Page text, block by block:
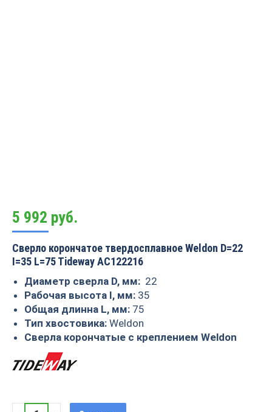
5 992 руб.
Сверло корончатое твердосплавное Weldon D=22
I=35 L=75 Tideway AC122216
Диаметр сверла D, мм: 22
Рабочая высота I, мм: 35
Общая длинна L, мм: 75
Тип хвостовика: Weldon
Сверла корончатые с креплением Weldon
Сверло